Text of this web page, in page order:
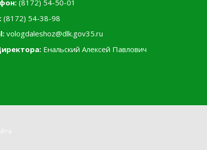
(8172) 54-50-01
(8172) 54-38-98
vologdaleshoz@dlk.gov35.ru
Енальский Алексей Павлович